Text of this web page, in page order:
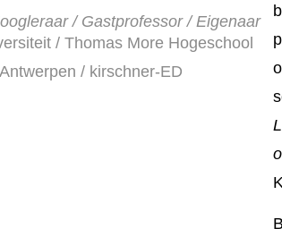
/ Gastprofessor / Eigenaar
/ Thomas More Hogeschool
Antwerpen / kirschner-ED